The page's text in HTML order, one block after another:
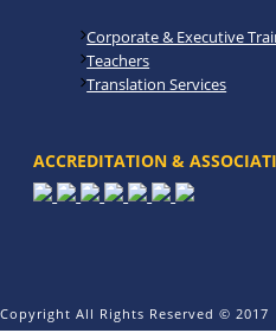
Corporate & Executive
Teachers
Translation Services
ACCREDITATION &
Copyright All Rights Reserved © 2017